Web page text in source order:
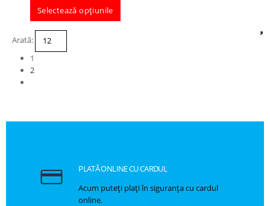
Selectează opțiunile
Arată:
1
2
PLATĂ ONLINE CU CARDUL
Acum puteți plați în siguranța cu cardul
online.